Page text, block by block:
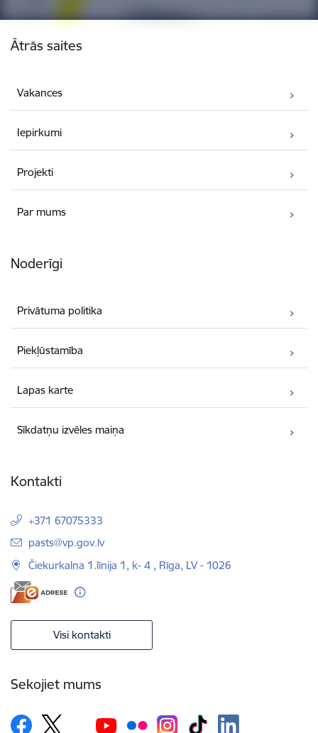
Ātrās saites
Vakances
Iepirkumi
Projekti
Par mums
Noderīgi
Privātuma politika
Piekļūstamība
Lapas karte
Sīkdatņu izvēles maiņa
Kontakti
+371 67075333
E-pasts:
pasts@vp.gov.lv
Čiekurkalna 1.līnija 1, k- 4 , Rīga, LV - 1026
Visi kontakti
Sekojiet mums